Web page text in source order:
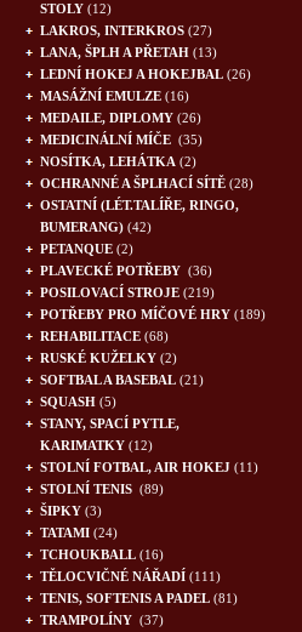
STOLY (12)
LAKROS, INTERKROS (27)
LANA, ŠPLH A PŘETAH (13)
LEDNÍ HOKEJ A HOKEJBAL (26)
MASÁŽNÍ EMULZE (16)
MEDAILE, DIPLOMY (26)
MEDICINÁLNÍ MÍČE (35)
NOSÍTKA, LEHÁTKA (2)
OCHRANNÉ A ŠPLHACÍ SÍTĚ (28)
OSTATNÍ (LÉT.TALÍŘE, RINGO,
BUMERANG) (42)
PETANQUE (2)
PLAVECKÉ POTŘEBY (36)
POSILOVACÍ STROJE (219)
POTŘEBY PRO MÍČOVÉ HRY (189)
REHABILITACE (68)
RUSKÉ KUŽELKY (2)
SOFTBAL A BASEBAL (21)
SQUASH (5)
STANY, SPACÍ PYTLE,
KARIMATKY (12)
STOLNÍ FOTBAL, AIR HOKEJ (11)
STOLNÍ TENIS (89)
ŠIPKY (3)
TATAMI (24)
TCHOUKBALL (16)
TĚLOCVIČNÉ NÁŘADÍ (111)
TENIS, SOFTENIS A PADEL (81)
TRAMPOLÍNY (37)